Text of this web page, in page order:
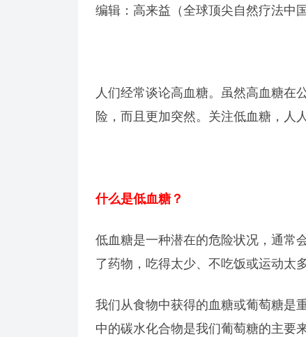
编辑：高来益（全球顶尖自然疗法中
人们经常谈论高血糖。虽然高血糖在
险，而且更加突然。关注低血糖，人人
什么是低血糖？
低血糖是一种潜在的危险状况，通常
了药物，吃得太少、不吃饭或运动太
我们从食物中获得的血糖或葡萄糖是
中的碳水化合物是我们葡萄糖的主要来